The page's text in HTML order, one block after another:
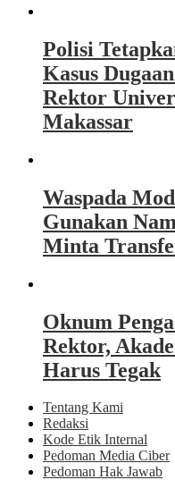
Polisi
Kasus
Rektor
Makassar
Waspada
Gunakan
Minta
Oknum
Rektor,
Harus Tegak
Tentang Kami
Redaksi
Kode Etik Internal
Pedoman Media Ciber
Pedoman Hak Jawab